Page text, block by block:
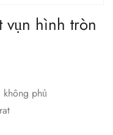
vụn hình tròn
không phủ